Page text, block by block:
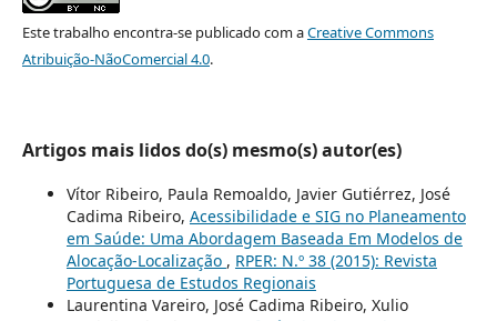
Este trabalho encontra-se publicado com aCreative Commons
Atribuição-NãoComercial 4.0.
Artigos mais lidos do(s) mesmo(s) autor(es)
Vítor Ribeiro, Paula Remoaldo, Javier Gutiérrez, José
Cadima Ribeiro, Acessibilidade e SIG no Planeamento
em Saúde: Uma Abordagem Baseada Em Modelos de
Alocação-Localização , RPER: N.º 38 (2015): Revista
Portuguesa de Estudos Regionais
Laurentina Vareiro, José Cadima Ribeiro, Xulio